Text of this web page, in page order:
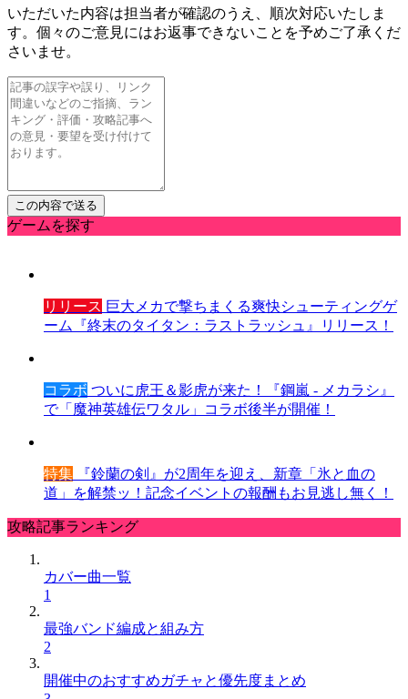
いただいた内容は担当者が確認のうえ、順次対応いたしま
す。個々のご意見にはお返事できないことを予めご了承くだ
さいませ。
ゲームを探す
リリース 巨大メカで撃ちまくる爽快シューティングゲ
ーム『終末のタイタン：ラストラッシュ』リリース！
コラボ ついに虎王＆影虎が来た！『鋼嵐 - メカラシ』
で「魔神英雄伝ワタル」コラボ後半が開催！
特集 『鈴蘭の剣』が2周年を迎え、新章「氷と血の
道」を解禁ッ！記念イベントの報酬もお見逃し無く！
攻略記事ランキング
カバー曲一覧
1
最強バンド編成と組み方
2
開催中のおすすめガチャと優先度まとめ